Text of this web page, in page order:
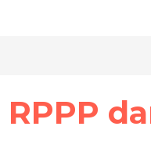
RPPP